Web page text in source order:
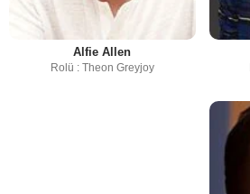
Alfie Allen
Rolü : Theon Greyjoy